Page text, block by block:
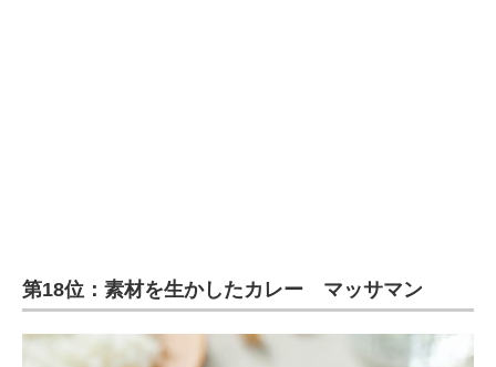
第18位：素材を生かしたカレー マッサマン